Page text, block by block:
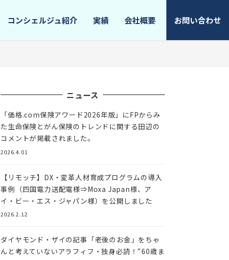
コンシェルジュ紹介 実績 会社概要 お問い合わせ
ニュース
「価格.com保険アワード2026年版」にFPからみ
た生命保険とがん保険のトレンドに関する田辺の
コメントが掲載されました。
2026.4.01
【リモッチ】DX・変革人材育成プログラムの導入
事例（四国電力送配電様⇒Moxa Japan様、ア
イ・ビー・エス・ジャパン様）を公開しました
2026.2.12
ダイヤモンド・ザイの記事「老後のお金」をちゃ
んと考えていないアラフィフ・独身必読！“60歳ま